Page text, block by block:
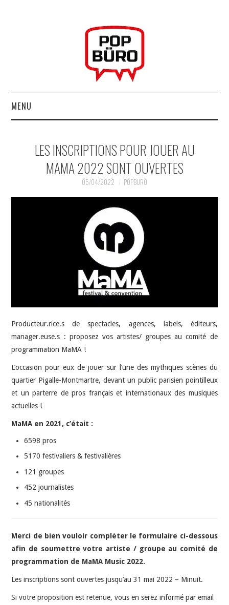
MENU
MUSIQUESACTUELLES.NET
GABBA GABBA HEY !
LES INSCRIPTIONS POUR JOUER AU
MAMA 2022 SONT OUVERTES
05/04/2022 POPBURO
Producteur.rice.s de spectacles, agences, labels, éditeurs,
manager.euse.s : proposez vos artistes/ groupes au comité de
programmation MaMA !
L’occasion pour eux de jouer sur l’une des mythiques scènes du
quartier Pigalle-Montmartre, devant un public parisien pointilleux
et un parterre de pros français et internationaux des musiques
actuelles !
MaMA en 2021, c’était :
6598 pros
5170 festivaliers & festivalières
121 groupes
452 journalistes
45 nationalités
Merci de bien vouloir compléter le formulaire ci-dessous
afin de soumettre votre artiste / groupe au comité de
programmation de MaMA Music 2022.
Les inscriptions sont ouvertes jusqu’au 31 mai 2022 – Minuit.
Si votre proposition est retenue, vous en serez informé par email